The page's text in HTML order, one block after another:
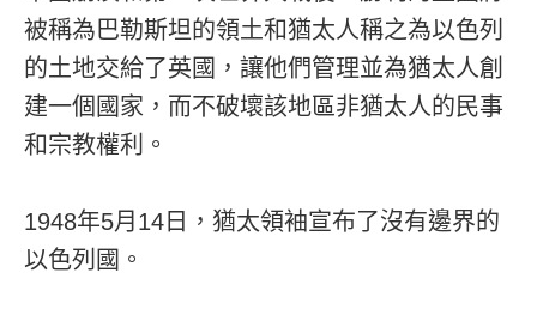
被稱為巴勒斯坦的領土和猶太人稱之為以色列
的土地交給了英國，讓他們管理並為猶太人創
建一個國家，而不破壞該地區非猶太人的民事
和宗教權利。
1948年5月14日，猶太領袖宣布了沒有邊界的
以色列國。